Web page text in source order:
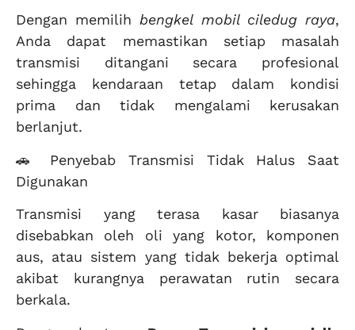
Dengan memilihbengkel mobil ciledug raya,
Anda dapat memastikan setiap masalah
transmisi ditangani secara profesional
sehingga kendaraan tetap dalam kondisi
prima dan tidak mengalami kerusakan
berlanjut.
🚗 Penyebab Transmisi Tidak Halus Saat
Digunakan
Transmisi yang terasa kasar biasanya
disebabkan oleh oli yang kotor, komponen
aus, atau sistem yang tidak bekerja optimal
akibat kurangnya perawatan rutin secara
berkala.